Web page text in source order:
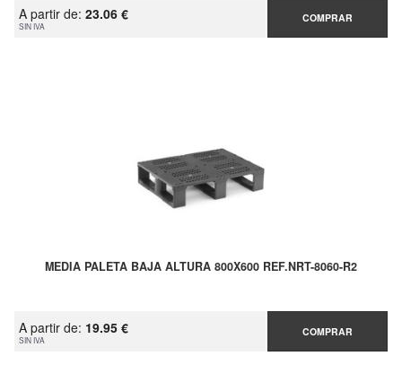
A partir de: 23.06 €
SIN IVA
COMPRAR
MEDIA PALETA BAJA ALTURA 800X600 REF.NRT-8060-R2
A partir de: 19.95 €
SIN IVA
COMPRAR